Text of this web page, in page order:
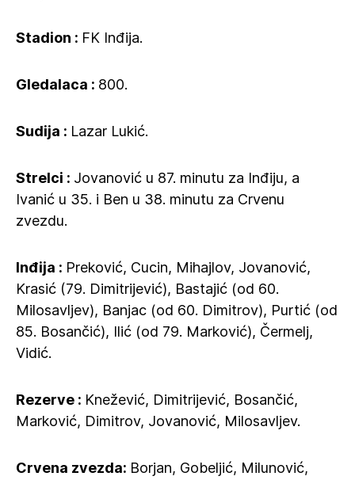
Stadion : FK Inđija.
Gledalaca : 800.
Sudija : Lazar Lukić.
Strelci : Jovanović u 87. minutu za Inđiju, a
Ivanić u 35. i Ben u 38. minutu za Crvenu
zvezdu.
Inđija : Preković, Cucin, Mihajlov, Jovanović,
Krasić (79. Dimitrijević), Bastajić (od 60.
Milosavljev), Banjac (od 60. Dimitrov), Purtić (od
85. Bosančić), Ilić (od 79. Marković), Čermelj,
Vidić.
Rezerve : Knežević, Dimitrijević, Bosančić,
Marković, Dimitrov, Jovanović, Milosavljev.
Crvena zvezda: Borjan, Gobeljić, Milunović,